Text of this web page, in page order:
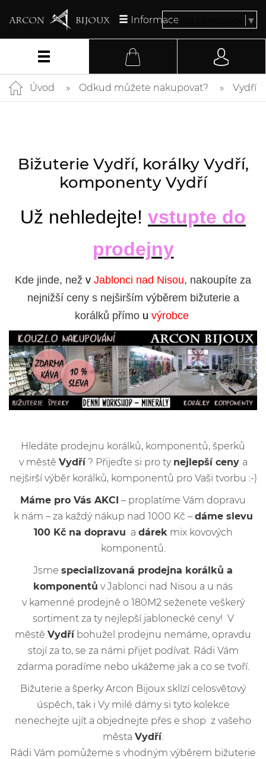
InformaceSelect Language ▼
Úvod Odkud můžete nakupovat? Vydří
Bižuterie Vydří, korálky Vydří,
komponenty Vydří
Už nehledejte! vstupte do
prodejny
Kde jinde, než v Jablonci nad Nisou, nakoupíte za
nejnižší ceny s nejširším výběrem bižuterie a
korálků přímo u výrobce
Hledáte prodejnu korálků, komponentů, šperků
v městě Vydří? Přijeďte si pro ty nejlepší ceny a
nejširší výběr korálků, komponentů pro Vaši tvorbu :-)
Máme pro Vás AKCI – proplatíme Vám dopravu
k nám – za každý nákup nad 1000 Kč – dáme slevu
100 Kč na dopravu a dárek mix kovových
komponentů.
Jsme specializovaná prodejna korálků a
komponentů v Jablonci nad Nisou a u nás
v kamenné prodejně o 180M2 seženete veškerý
sortiment za ty nejlepší jablonecké ceny! V
městě Vydříbohužel prodejnu nemáme, opravdu
stojí za to, se za námi přijet podívat. Rádi Vám
zdarma poradíme nebo ukážeme jak a co se tvoří.
Bižuterie a šperky Arcon Bijoux sklízí celosvětový
úspěch, tak i Vy milé dámy si tyto kolekce
nenechejte ujít a objednejte přes e shop z vašeho
města Vydří.
Rádi Vám pomůžeme s vhodným výběrem bižuterie